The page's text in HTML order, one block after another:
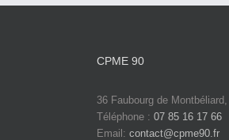
CPME 90
36 Faubourg de
Téléphone : 07 85 16 17 66
Email: contact@cpme90.fr